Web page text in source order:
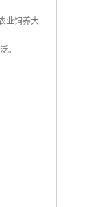
业饲养大
。